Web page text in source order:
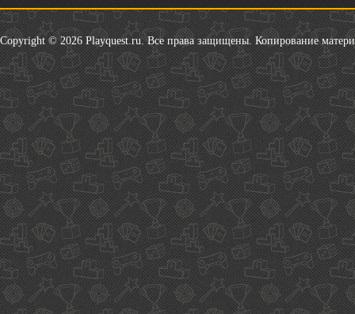
Copyright © 2026 Playquest.ru. Все права защищены. Копирование